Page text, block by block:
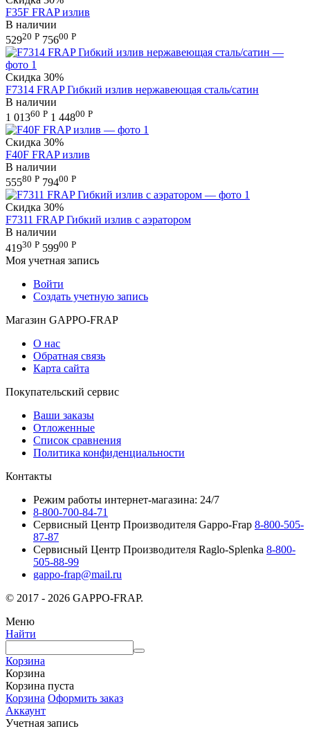
F35F FRAP излив
В наличии
52920 Р 75600 Р
Скидка 30%
F7314 FRAP Гибкий излив нержавеющая сталь/сатин
В наличии
1 01360 Р 1 44800 Р
Скидка 30%
F40F FRAP излив
В наличии
55580 Р 79400 Р
Скидка 30%
F7311 FRAP Гибкий излив с аэратором
В наличии
41930 Р 59900 Р
Моя учетная запись
Войти
Создать учетную запись
Магазин GAPPO-FRAP
О нас
Обратная связь
Карта сайта
Покупательский сервис
Ваши заказы
Отложенные
Список сравнения
Политика конфиденциальности
Контакты
Режим работы интернет-магазина: 24/7
8-800-700-84-71
Сервисный Центр Производителя Gappo-Frap 8-800-505-
87-87
Сервисный Центр Производителя Raglo-Splenka 8-800-
505-88-99
gappo-frap@mail.ru
© 2017 - 2026 GAPPO-FRAP.
Меню
Найти
Корзина
Корзина
Корзина пуста
Корзина Оформить заказ
Аккаунт
Учетная запись